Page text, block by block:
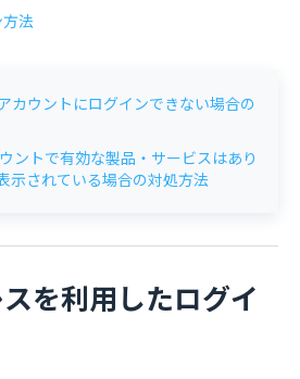
法
カウントにログインできない場合の
ウントで有効な製品・サービスはあり
示されている場合の対処方法
を利用したログイ